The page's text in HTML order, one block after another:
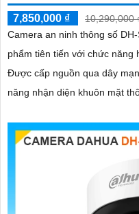
7,850,000 ₫
10,290,000
Camera an ninh thông số
phẩm tiên tiến với chức năng
Được cấp nguồn qua dây
năng nhận diện khuôn mặt